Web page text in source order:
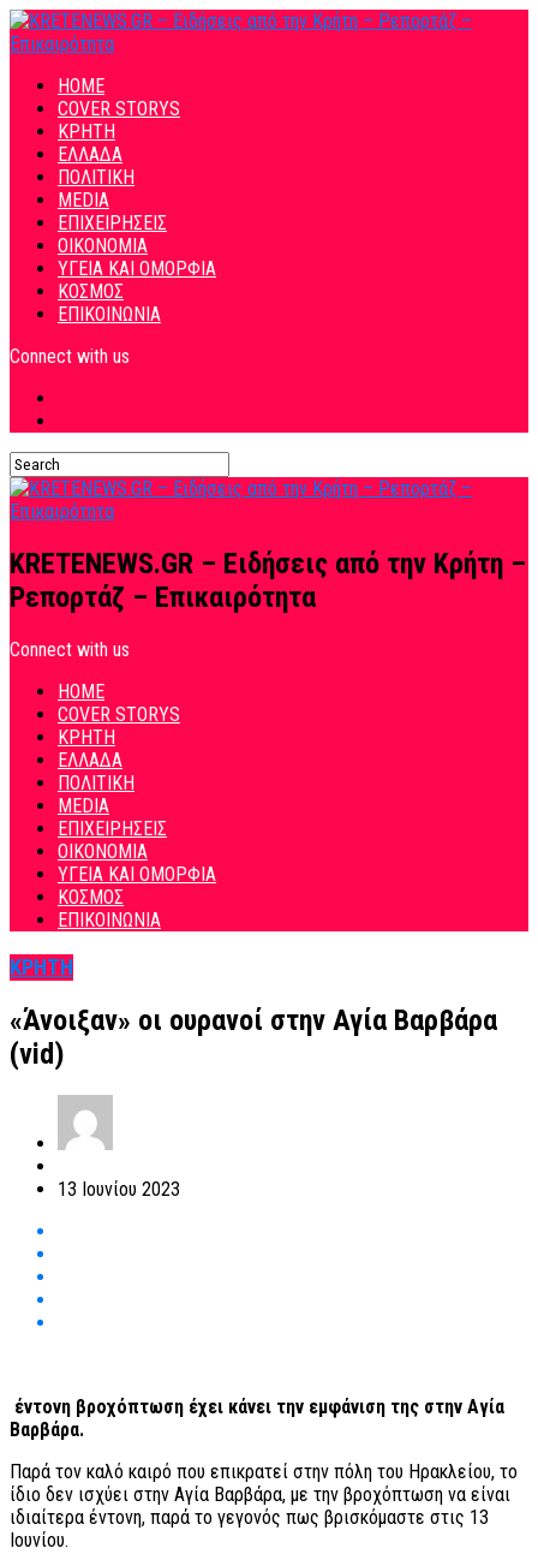
HOME
COVER STORYS
ΚΡΗΤΗ
ΕΛΛΑΔΑ
ΠΟΛΙΤΙΚΗ
MEDIA
ΕΠΙΧΕΙΡΗΣΕΙΣ
ΟΙΚΟΝΟΜΙΑ
ΥΓΕΙΑ ΚΑΙ ΟΜΟΡΦΙΑ
ΚΟΣΜΟΣ
ΕΠΙΚΟΙΝΩΝΙΑ
Connect with us
KRETENEWS.GR – Ειδήσεις από την Κρήτη –
Ρεπορτάζ – Επικαιρότητα
Connect with us
HOME
COVER STORYS
ΚΡΗΤΗ
ΕΛΛΑΔΑ
ΠΟΛΙΤΙΚΗ
MEDIA
ΕΠΙΧΕΙΡΗΣΕΙΣ
ΟΙΚΟΝΟΜΙΑ
ΥΓΕΙΑ ΚΑΙ ΟΜΟΡΦΙΑ
ΚΟΣΜΟΣ
ΕΠΙΚΟΙΝΩΝΙΑ
ΚΡΗΤΗ
«Άνοιξαν» οι ουρανοί στην Αγία Βαρβάρα
(vid)
13 Ιουνίου 2023
έντονη βροχόπτωση έχει κάνει την εμφάνιση της στην Αγία
Βαρβάρα.
Παρά τον καλό καιρό που επικρατεί στην πόλη του Ηρακλείου, το
ίδιο δεν ισχύει στην Αγία Βαρβάρα, με την βροχόπτωση να είναι
ιδιαίτερα έντονη, παρά το γεγονός πως βρισκόμαστε στις 13
Ιουνίου.